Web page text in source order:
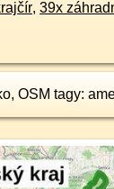
, 39x
OSM tagy: